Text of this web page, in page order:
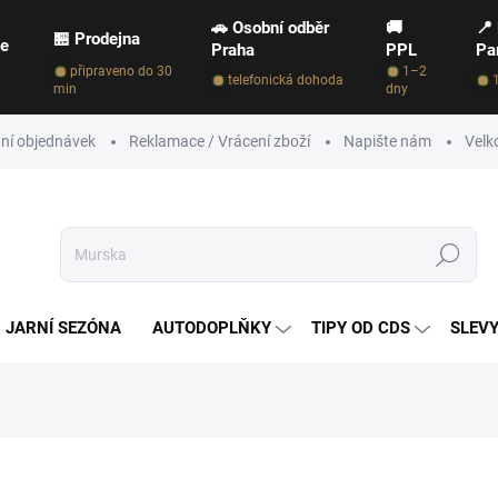
🏪 Prodejna
🚗 Osobní odběr
Praha
🚚
PPL
📍
připraveno do 30
min
telefonická dohoda
1–2
dny
objednávek Reklamace / Vrácení zboží Napište nám
Hledat
JARNÍ SEZÓNA AUTODOPLŇKY TIPY OD CDS